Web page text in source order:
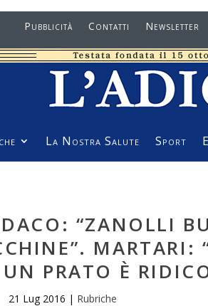
Pubblicità Contatti Newsletter
La Nostra Salute Sport
“ZANOLLI
MARTARI:
UN PRATO È
21 Lug 2016 | Rubriche